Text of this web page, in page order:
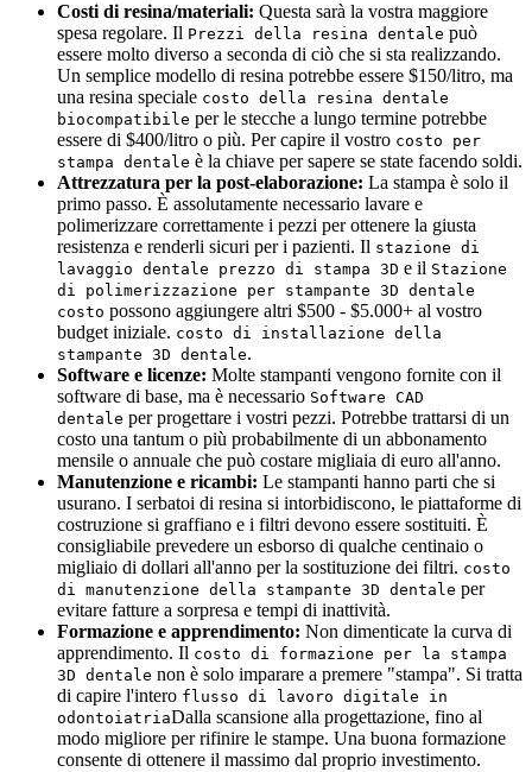
Costi di resina/materiali: Questa sarà la vostra maggiore
spesa regolare. Il Prezzi della resina dentale può
essere molto diverso a seconda di ciò che si sta realizzando.
Un semplice modello di resina potrebbe essere $150/litro, ma
una resina speciale costo della resina dentale
biocompatibile per le stecche a lungo termine potrebbe
essere di $400/litro o più. Per capire il vostro costo per
stampa dentale è la chiave per sapere se state facendo soldi.
Attrezzatura per la post-elaborazione: La stampa è solo il
primo passo. È assolutamente necessario lavare e
polimerizzare correttamente i pezzi per ottenere la giusta
resistenza e renderli sicuri per i pazienti. Il stazione di
lavaggio dentale prezzo di stampa 3D e il Stazione
di polimerizzazione per stampante 3D dentale
costo possono aggiungere altri $500 - $5.000+ al vostro
budget iniziale. costo di installazione della
stampante 3D dentale.
Software e licenze: Molte stampanti vengono fornite con il
software di base, ma è necessario Software CAD
dentale per progettare i vostri pezzi. Potrebbe trattarsi di un
costo una tantum o più probabilmente di un abbonamento
mensile o annuale che può costare migliaia di euro all'anno.
Manutenzione e ricambi: Le stampanti hanno parti che si
usurano. I serbatoi di resina si intorbidiscono, le piattaforme di
costruzione si graffiano e i filtri devono essere sostituiti. È
consigliabile prevedere un esborso di qualche centinaio o
migliaio di dollari all'anno per la sostituzione dei filtri. costo
di manutenzione della stampante 3D dentale per
evitare fatture a sorpresa e tempi di inattività.
Formazione e apprendimento: Non dimenticate la curva di
apprendimento. Il costo di formazione per la stampa
3D dentale non è solo imparare a premere "stampa". Si tratta
di capire l'intero flusso di lavoro digitale in
odontoiatriaDalla scansione alla progettazione, fino al
modo migliore per rifinire le stampe. Una buona formazione
consente di ottenere il massimo dal proprio investimento.